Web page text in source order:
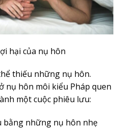
hại của nụ hôn
thiếu những nụ hôn.
nụ hôn môi kiểu Pháp quen
một cuộc phiêu lưu:
bằng những nụ hôn nhẹ